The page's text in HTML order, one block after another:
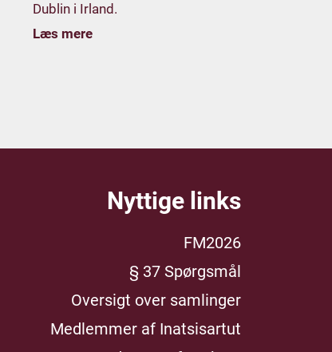
Dublin i Irland.
Læs mere
Nyttige links
FM2026
§ 37 Spørgsmål
Oversigt over samlinger
Medlemmer af Inatsisartut